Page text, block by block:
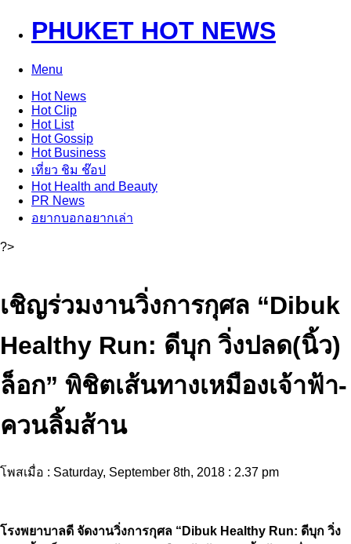
PHUKET HOT NEWS
Menu
HotNews
HotClip
HotList
HotGossip
HotBusiness
เที่ยว ชิม ช๊อป
HotHealth and Beauty
PR News
อยากบอกอยากเล่า
?>
เชิญร่วมงานวิ่งการกุศล “Dibuk
Healthy Run: ดีบุก วิ่งปลด(นิ้ว)
ล็อก” พิชิตเส้นทางเหมืองเจ้าฟ้า-
ควนลิ้มส้าน
โพสเมื่อ : Saturday, September 8th, 2018 : 2.37 pm
โรงพยาบาลดี จัดงานวิ่งการกุศล “Dibuk Healthy Run: ดีบุก วิ่ง